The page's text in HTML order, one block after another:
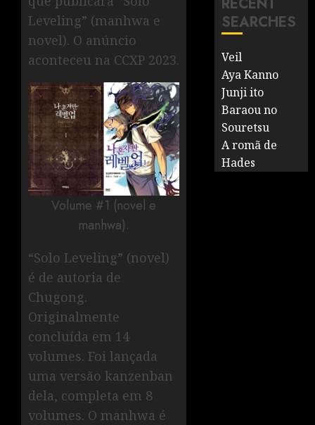
Leveling” (manhwa e
novel). O anúncio
aconteceu na CCXP 2023.
Volume #1 (novel e
manhwa).
“Solo Leveling” (novel)
é de autoria de
Chugong.
Originalmente
concluída em 14
volumes. Foi lançada
uma versão kanzenban
dela, completa em 8
volumes. O manhwa é
RECENT
SEARCHES
Veil
Aya Kanno
Junji ito
Baraou no
Souretsu
A romã de
Hades